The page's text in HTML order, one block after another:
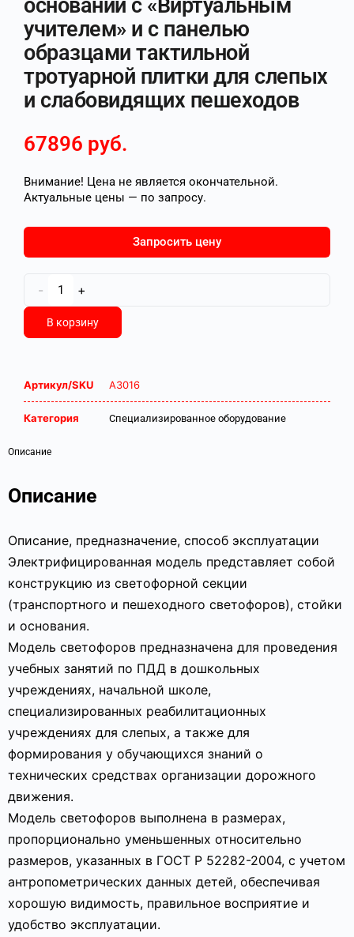
основании с «Виртуальным
учителем» и с панелью
образцами тактильной
тротуарной плитки для слепых
и слабовидящих пешеходов
67896 руб.
Внимание! Цена не является окончательной.
Актуальные цены — по запросу.
Запросить цену
- +
В корзину
Артикул/SKU А3016
Категория Специализированное оборудование
Описание
Описание
Описание, предназначение, способ эксплуатации
Электрифицированная модель представляет собой
конструкцию из светофорной секции
(транспортного и пешеходного светофоров), стойки
и основания.
Модель светофоров предназначена для проведения
учебных занятий по ПДД в дошкольных
учреждениях, начальной школе,
специализированных реабилитационных
учреждениях для слепых, а также для
формирования у обучающихся знаний о
технических средствах организации дорожного
движения.
Модель светофоров выполнена в размерах,
пропорционально уменьшенных относительно
размеров, указанных в ГОСТ Р 52282-2004, с учетом
антропометрических данных детей, обеспечивая
хорошую видимость, правильное восприятие и
удобство эксплуатации.